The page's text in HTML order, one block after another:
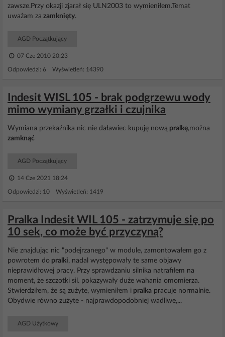
zawsze.Przy okazji zjarał się ULN2003 to wymieniłem.Temat
uważam za zamknięty.
AGD Początkujący
07 Cze 2010 20:23
Odpowiedzi: 6 Wyświetleń: 14390
Indesit WISL 105 - brak podgrzewu wody
mimo wymiany grzałki i czujnika
Wymiana przekaźnika nic nie daławiec kupuję nową pralkę,można
zamknąć
AGD Początkujący
14 Cze 2021 18:24
Odpowiedzi: 10 Wyświetleń: 1419
Pralka Indesit WIL 105 - zatrzymuje się po
10 sek, co może być przyczyną?
Nie znajdując nic "podejrzanego" w module, zamontowałem go z
powrotem do pralki, nadal występowały te same objawy
nieprawidłowej pracy. Przy sprawdzaniu silnika natrafiłem na
moment, że szczotki sil. pokazywały duże wahania omomierza.
Stwierdziłem, że są zużyte, wymieniłem i pralka pracuje normalnie.
Obydwie równo zużyte - najprawdopodobniej wadliwe,...
AGD Użytkowy